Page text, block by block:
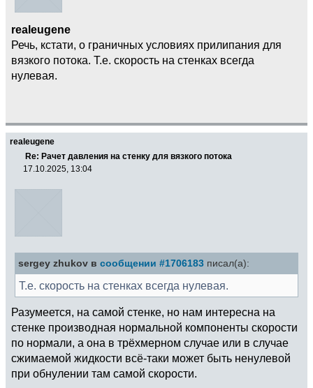
realeugene
Речь, кстати, о граничных условиях прилипания для
вязкого потока. Т.е. скорость на стенках всегда
нулевая.
realeugene
Re: Рачет давления на стенку для вязкого потока
17.10.2025, 13:04
sergey zhukov в сообщении #1706183 писал(а):
Т.е. скорость на стенках всегда нулевая.
Разумеется, на самой стенке, но нам интересна на
стенке производная нормальной компоненты скорости
по нормали, а она в трёхмерном случае или в случае
сжимаемой жидкости всё-таки может быть ненулевой
при обнулении там самой скорости.